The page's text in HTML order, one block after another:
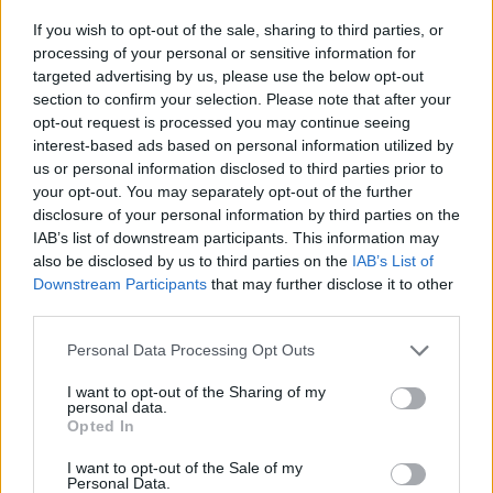
If you wish to opt-out of the sale, sharing to third parties, or
processing of your personal or sensitive information for
targeted advertising by us, please use the below opt-out
section to confirm your selection. Please note that after your
opt-out request is processed you may continue seeing
interest-based ads based on personal information utilized by
us or personal information disclosed to third parties prior to
your opt-out. You may separately opt-out of the further
disclosure of your personal information by third parties on the
IAB’s list of downstream participants. This information may
also be disclosed by us to third parties on the IAB’s List of
Downstream Participants that may further disclose it to other
Personal Data Processing Opt Outs
I want to opt-out of the Sharing of my
personal data.
Opted In
I want to opt-out of the Sale of my
Personal Data.
gość
Co to może być/2 . (Treść krępująca)
Witam. Przychodzę z takim już ostatnim
pytaniem.. podczas korzystania w toalecie,
bardziej w trakcie załatwiania się , bardzo silny
ból (ostry , kłujący , bardziej w środku odbytu).
Dodam , że trochę spędziłam czasu. Co to
może być ?? . Liczę na pozytywne komentarze ,
wiec podam maila gabbka09@gmail.com
Forum:Dla nastolatek
POWIĄZANE
Tematy przezierność karkowa spirala
embolizacja mięśniaków macicy
ropień gruczołu bartholina opryszczka